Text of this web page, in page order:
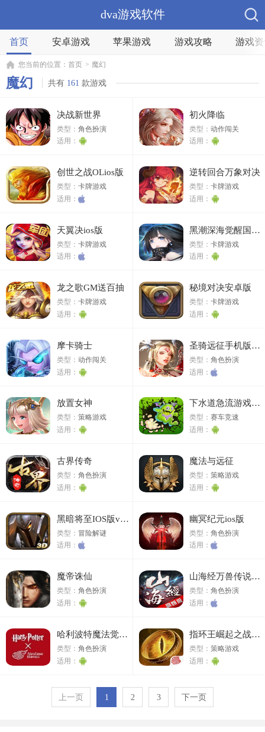
dva游戏软件
首页 安卓游戏 苹果游戏 游戏攻略 游戏
您当前的位置： 首页 > 魔幻
魔幻 共有 161 款游戏
决战新世界
类型： 角色扮演
适用：
初火降临
类型：动作闯关
适用：
创世之战OLios版
类型： 卡牌游戏
适用：
逆转回合万象对决
类型：卡牌游戏
适用：
天翼决ios版
类型： 卡牌游戏
适用：
黑潮深海觉醒国际服
类型：卡牌游戏
适用：
龙之歌GM送百抽
类型： 卡牌游戏
适用：
秘境对决安卓版
类型：卡牌游戏
适用：
摩卡骑士
类型： 动作闯关
适用：
圣骑远征手机版苹果版
类型：角色扮演
适用：
放置女神
类型： 策略游戏
适用：
下水道急流游戏官方最新版 v0.15
类型：赛车竞速
适用：
古界传奇
类型： 角色扮演
适用：
魔法与远征
类型：策略游戏
适用：
黑暗将至IOS版v1.1.0苹果版
类型： 冒险解谜
适用：
幽冥纪元ios版
类型：角色扮演
适用：
魔帝诛仙
类型： 角色扮演
适用：
山海经万兽传说ios版
类型：角色扮演
适用：
哈利波特魔法觉醒测试服
类型： 角色扮演
适用：
指环王崛起之战国际服
类型：策略游戏
适用：
上一页 1 2 3 下一页